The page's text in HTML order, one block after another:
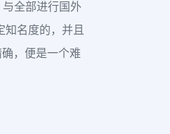
全部进行国外
名度的，并且
，便是一个难